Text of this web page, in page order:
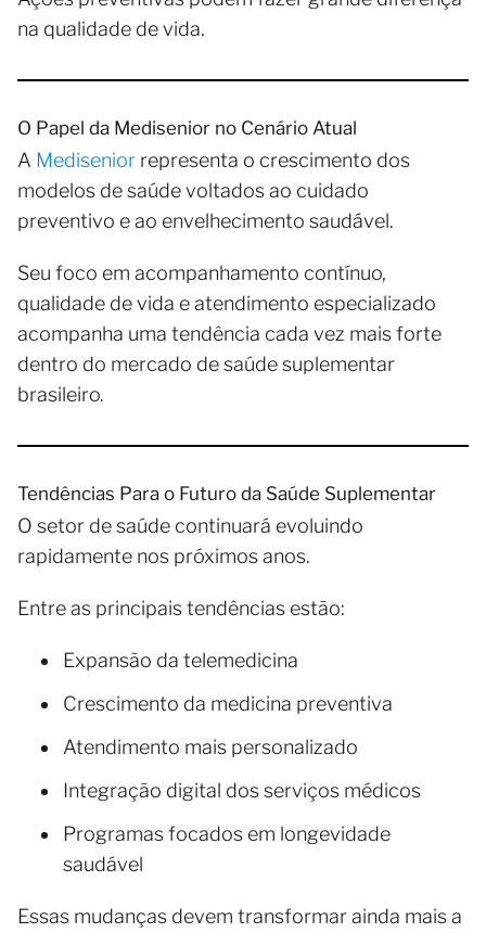
na qualidade de vida.
O Papel da Medisenior no Cenário Atual
A Medisenior representa o crescimento dos
modelos de saúde voltados ao cuidado
preventivo e ao envelhecimento saudável.
Seu foco em acompanhamento contínuo,
qualidade de vida e atendimento especializado
acompanha uma tendência cada vez mais forte
dentro do mercado de saúde suplementar
brasileiro.
Tendências Para o Futuro da Saúde Suplementar
O setor de saúde continuará evoluindo
rapidamente nos próximos anos.
Entre as principais tendências estão:
Expansão da telemedicina
Crescimento da medicina preventiva
Atendimento mais personalizado
Integração digital dos serviços médicos
Programas focados em longevidade
saudável
Essas mudanças devem transformar ainda mais a